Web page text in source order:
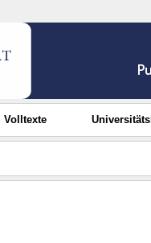
Volltexte